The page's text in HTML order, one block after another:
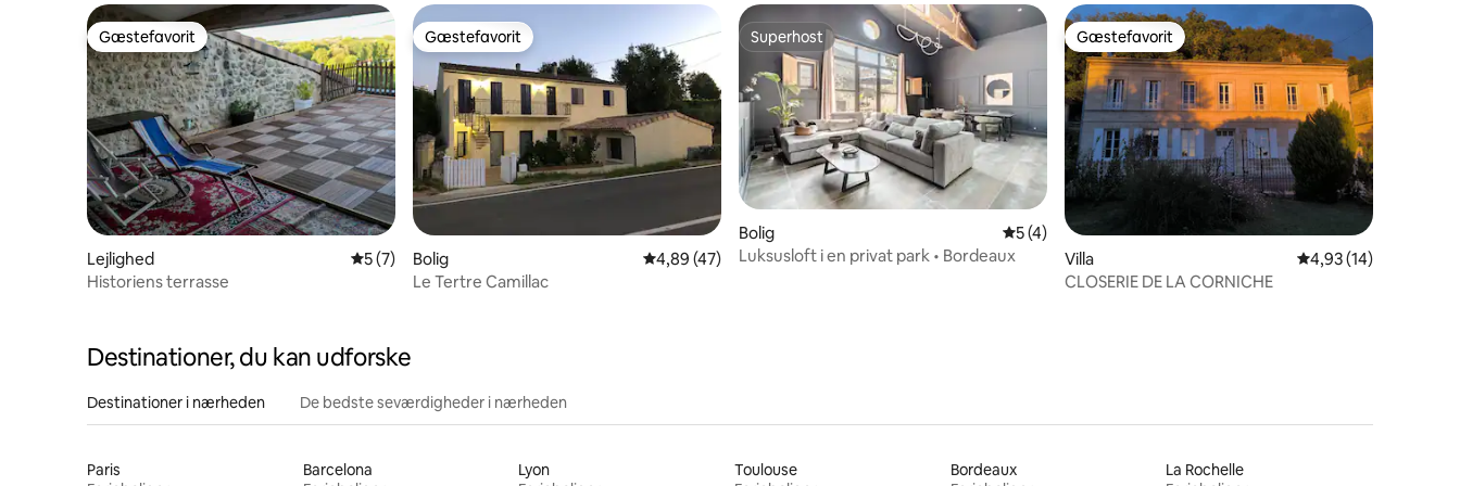
Gæstefavorit
Gæstefavorit
Lejlighed 5 ud af 5 i gennemsnitlig bedømmelse, 7 omtaler
5 (7)
Historiens terrasse
Gæstefavorit
Gæstefavorit
Bolig 4,89 ud af 5 i gennemsnitlig bedømmelse, 47 omtaler
4,89 (47)
Le Tertre Camillac
Superhost
Superhost
Bolig 5 ud af 5 i gennemsnitlig bedømmelse, 4 omtaler
5 (4)
Luksusloft i en privat park • Bordeaux
Gæstefavorit
Gæstefavorit
Villa 4,93 ud af 5 i
4,93 (14)
CLOSERIE DE LA CORNICHE
Destinationer, du kan udforske
Destinationer i nærheden De bedste seværdigheder i nærheden
Paris
Barcelona
Lyon
Toulouse
Bordeaux
La Rochelle